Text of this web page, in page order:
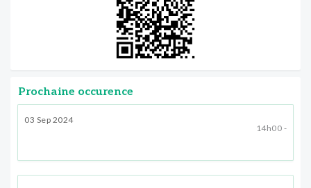
Prochaine occurence
03 Sep 2024
14h00 -